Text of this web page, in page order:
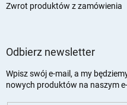
Zwrot produktów z zamówienia
Odbierz newsletter
Wpisz swój e-mail, a my
nowych produktów na naszym